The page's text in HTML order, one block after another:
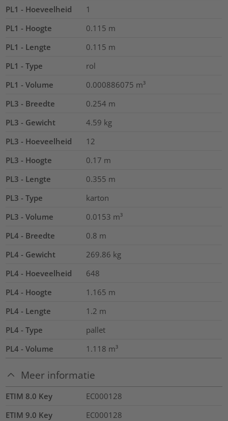
PL1 - Hoeveelheid
1
PL1 - Hoogte
0.115 m
PL1 - Lengte
0.115 m
PL1 - Type
rol
PL1 - Volume
0.000886075 m³
PL3 - Breedte
0.254 m
PL3 - Gewicht
4.59 kg
PL3 - Hoeveelheid
12
PL3 - Hoogte
0.17 m
PL3 - Lengte
0.355 m
PL3 - Type
karton
PL3 - Volume
0.0153 m³
PL4 - Breedte
0.8 m
PL4 - Gewicht
269.86 kg
PL4 - Hoeveelheid
648
PL4 - Hoogte
1.165 m
PL4 - Lengte
1.2 m
PL4 - Type
pallet
PL4 - Volume
1.118 m³
Meer informatie
ETIM 8.0 Key
EC000128
ETIM 9.0 Key
EC000128